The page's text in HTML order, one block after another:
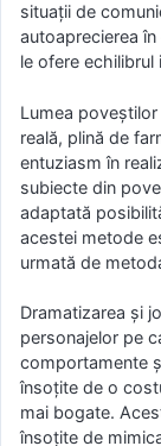
situații de
autoaprecierea
le ofere echilibrul
Lumea
reală, plină de
entuziasm în
subiecte din
adaptată
acestei metode
urmată de
Dramatizarea şi
personajelor pe
comportamente
însoţite de o
mai bogate.
însoţite de